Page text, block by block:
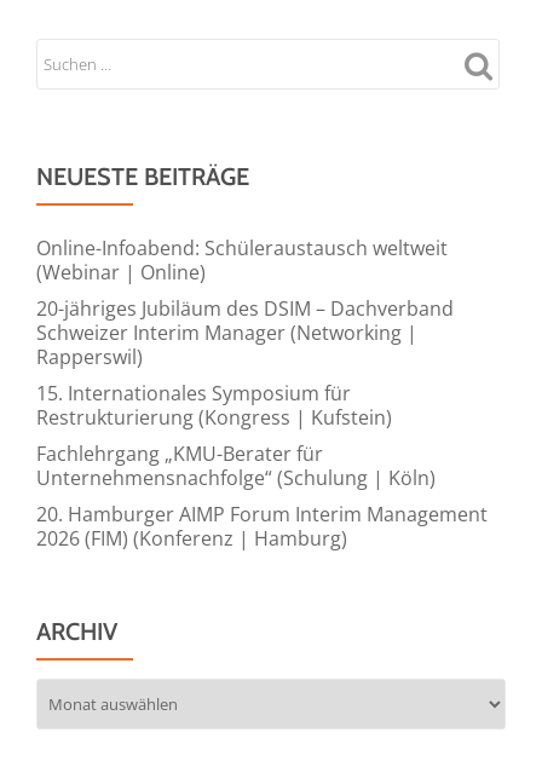
NEUESTE BEITRÄGE
Online-Infoabend: Schüleraustausch weltweit
(Webinar | Online)
20-jähriges Jubiläum des DSIM – Dachverband
Schweizer Interim Manager (Networking |
Rapperswil)
15. Internationales Symposium für
Restrukturierung (Kongress | Kufstein)
Fachlehrgang „KMU-Berater für
Unternehmensnachfolge“ (Schulung | Köln)
20. Hamburger AIMP Forum Interim Management
2026 (FIM) (Konferenz | Hamburg)
ARCHIV